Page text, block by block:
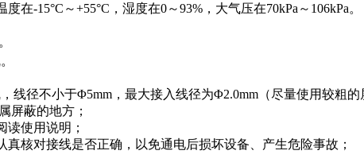
-15°C～+55°C，湿度在0～93%，大气压在70kPa～106kPa。
线径不小于Φ5mm，最大接入线径为Φ2.0mm（尽量使用较粗的
屏蔽的地方；
使用说明；
核对接线是否正确，以免通电后损坏设备、产生危险事故；